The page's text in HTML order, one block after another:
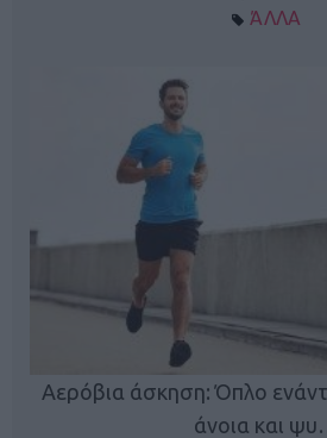
ΆΛΛΑ
Αερόβια άσκηση: Όπλο
άνοια και